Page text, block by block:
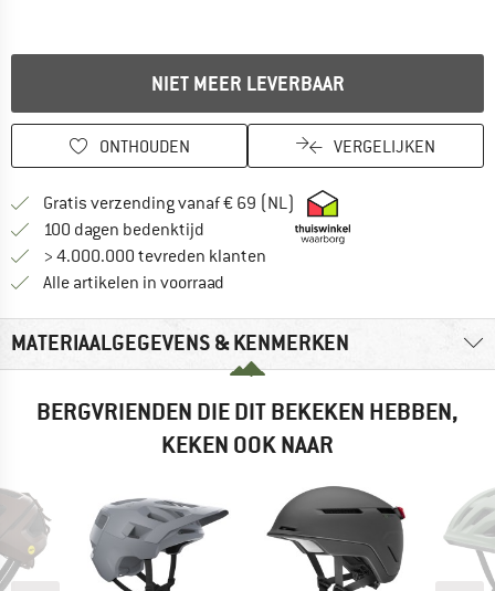
NIET MEER LEVERBAAR
ONTHOUDEN VERGELIJKEN
Gratis verzending vanaf € 69 (NL) Vind hier de
100 dagen bedenktijd Vind de betalingsinformatie hier!
> 4.000.000 tevreden klanten
Alle artikelen in voorraad
MATERIAALGEGEVENS & KENMERKEN
BERGVRIENDEN DIE DIT BEKEKEN HEBBEN,
KEKEN OOK NAAR